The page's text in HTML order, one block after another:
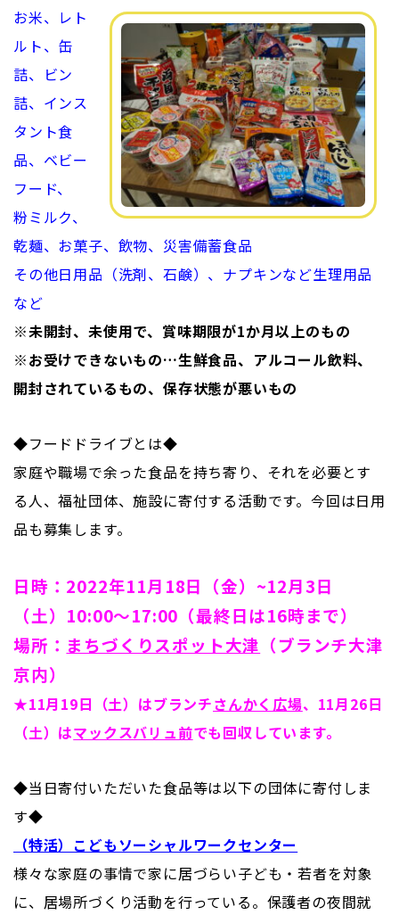
お米、レト
ルト、缶
詰、ビン
詰、インス
タント食
品、ベビー
フード、
粉ミルク、
乾麺、お菓子、飲物、災害備蓄食品
その他日用品（洗剤、石鹸）、ナプキンなど生理用品
など
※未開封、未使用で、賞味期限が1か月以上のもの
※お受けできないもの…生鮮食品、アルコール飲料、
開封されているもの、保存状態が悪いもの
◆フードドライブとは◆
家庭や職場で余った食品を持ち寄り、それを必要とす
る人、福祉団体、施設に寄付する活動です。今回は日用
品も募集します。
日時：2022年11月18日（金）~12月3日
（土）10:00～17:00（最終日は16時まで）
場所： まちづくりスポット大津 （ブランチ大津
京内）
★11月19日（土）はブランチさんかく広場、11月26日
（土）はマックスバリュ前でも回収しています。
◆当日寄付いただいた食品等は以下の団体に寄付しま
す◆
（特活）こどもソーシャルワークセンター
様々な家庭の事情で家に居づらい子ども・若者を対象
に、居場所づくり活動を行っている。保護者の夜間就